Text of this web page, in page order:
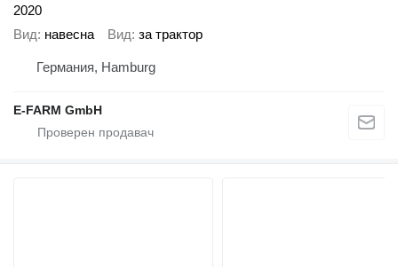
2020
Вид навесна Вид за трактор
Германия, Hamburg
E-FARM GmbH